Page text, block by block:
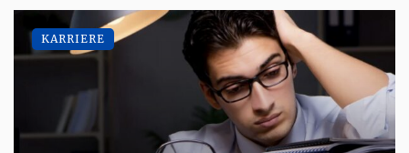
KARRIERE